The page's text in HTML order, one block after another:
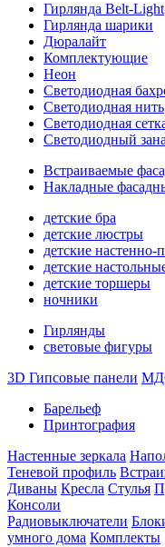
Гирлянда Belt-Light
Гирлянда шарики
Дюралайт
Комплектующие
Неон
Светодиодная
Светодиодная нить
Светодиодная
Светодиодный
Встраиваемые
Накладные
детские бра
детские люстры
детские
детские
детские торшеры
ночники
Гирлянды
световые фигуры
3D Гипсовые панели
Барельеф
Принтография
Настенные зеркала
Теневой профиль
Диваны Кресла Стулья
Консоли
Радиовыключатели
умного дома Комплекты